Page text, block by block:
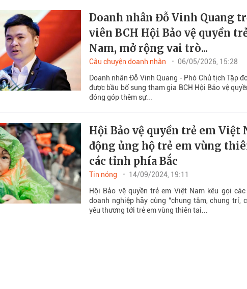
Doanh nhân Đỗ Vinh Quang
viên BCH Hội Bảo vệ quyền
Nam, mở rộng vai trò...
Câu chuyện doanh nhân
06/05/2026, 15:28
Doanh nhân Đỗ Vinh Quang - Phó Chủ tịch Tập
được bầu bổ sung tham gia BCH Hội Bảo vệ
đóng góp thêm sự...
Hội Bảo vệ quyền trẻ em Việt
động ủng hộ trẻ em vùng
các tỉnh phía Bắc
Tin nóng
14/09/2024, 19:11
Hội Bảo vệ quyền trẻ em Việt Nam kêu gọi các
doanh nghiệp hãy cùng “chung tâm, chung trí,
yêu thương tới trẻ em vùng thiên tai...